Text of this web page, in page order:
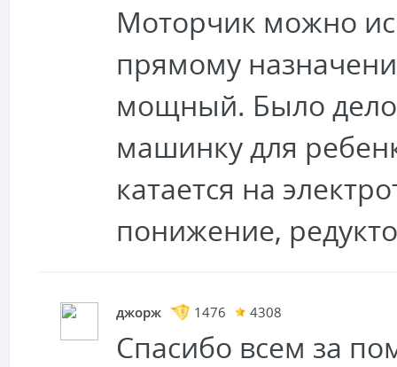
Моторчик можно
прямому
мощный. Было дело
машинку для
катается на
понижение,
джорж 1476 4308
Спасибо всем за